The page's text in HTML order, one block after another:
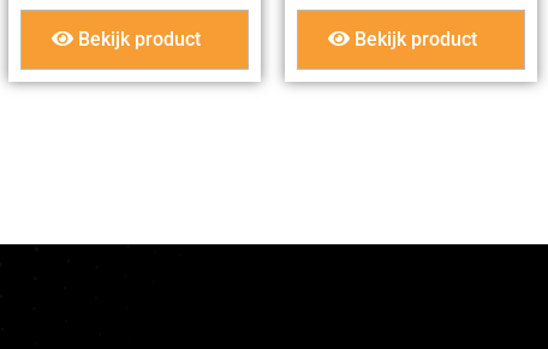
Bekijk product Bekijk product